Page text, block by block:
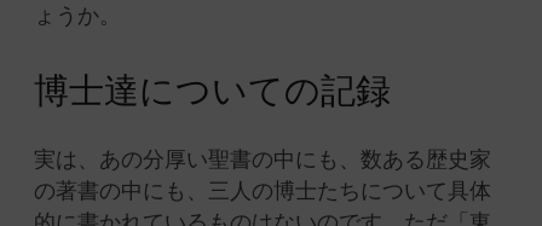
ょうか。
博士達についての記録
実は、あの分厚い聖書の中にも、数ある歴史家
の著書の中にも、三人の博士たちについて具体